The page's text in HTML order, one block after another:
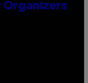
Organizers